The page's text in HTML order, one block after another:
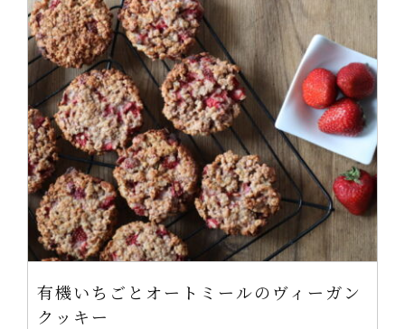
有機いちごとオートミールのヴィーガン
クッキー